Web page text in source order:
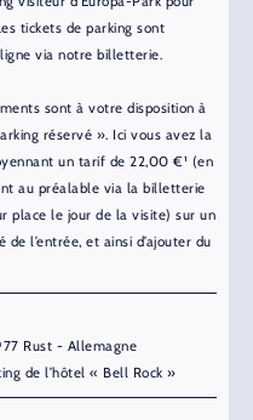
tickets de parking sont
via notre billetterie.
sont à votre disposition à
réservé ». Ici vous avez la
un tarif de 22,00 €¹ (en
au préalable via la billetterie
place le jour de la visite) sur un
l’entrée, et ainsi d’ajouter du
Rust - Allemagne
de l’hôtel « Bell Rock »